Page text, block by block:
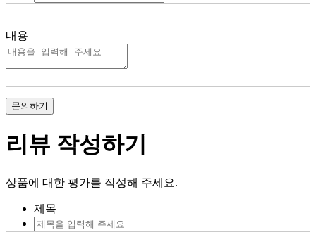
내용
문의하기
리뷰 작성하기
상품에 대한 평가를 작성해 주세요.
제목